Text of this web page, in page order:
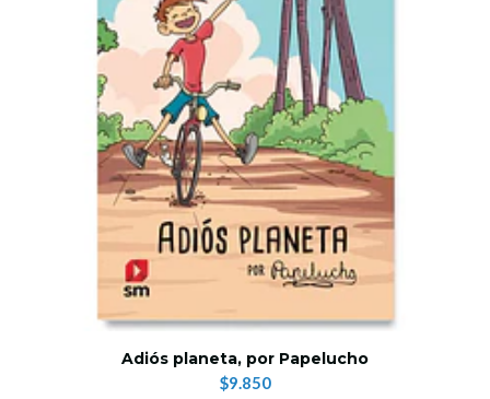
Adiós planeta, por Papelucho
$9.850